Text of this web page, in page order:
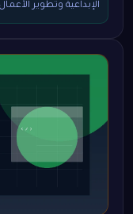
الإبداعية وتطوير